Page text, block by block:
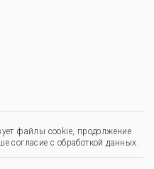
файлы cookie, продолжение
согласие с обработкой данных.